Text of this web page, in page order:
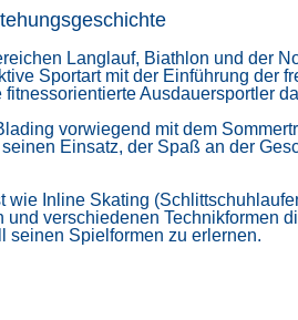
Langlauf, Biathlon und der
Sportart mit der Einführung der
Ausdauersportler
vorwiegend mit dem
Einsatz, der Spaß an der
Inline Skating
verschiedenen Technikformen
seinen Spielformen zu erlernen.